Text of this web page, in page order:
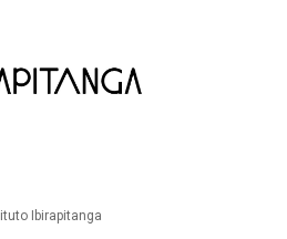
Ibirapitanga